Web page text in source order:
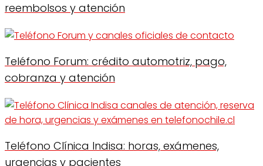
reembolsos y atención
Teléfono Forum: crédito automotriz, pago,
cobranza y atención
Teléfono Clínica Indisa: horas, exámenes,
urgencias y pacientes